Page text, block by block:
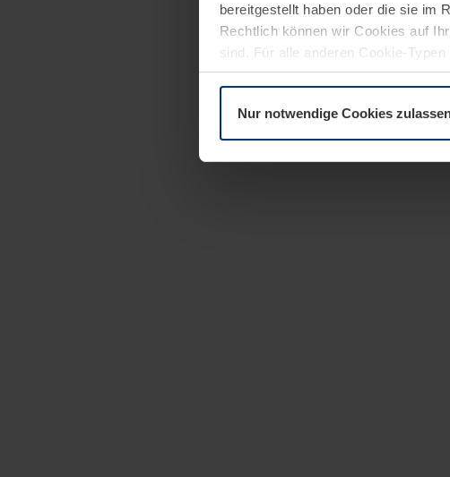
bereitgestellt haben oder die sie im
Rechtlich können wir Cookies auf
sind. Für alle anderen Cookie-
Erläuterung auf der Seite
Nur notwendige Cookies